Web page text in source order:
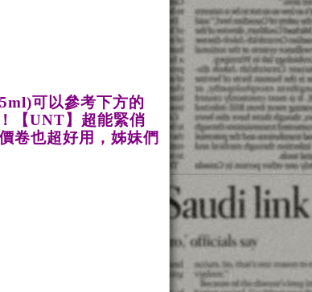
可以參考下方的
【UNT】超能緊俏
卷也超好用，姊妹們